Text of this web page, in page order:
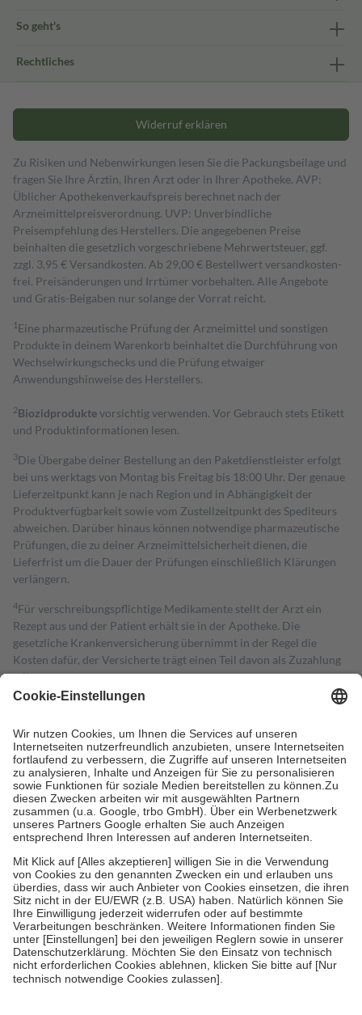
So geht's
Rechtliches
Widerruf erklären
Zu Risiken und Nebenwirkungen lesen Sie die Packungsbeilage und
fragen Sie Ihre Ärztin, Ihren Arzt oder in Ihrer Apotheke. AVP:
Üblicher Apothekenverkaufspreis berechnet nach der
Arzneimittelpreisverordnung. UVP: Unverbindliche
Preisempfehlung des Herstellers. Die angegebenen Preise
beinhalten die gesetzlich vorgeschriebene Mehrwertsteuer, ggf.
zzgl. 3,95 € Versandkosten. Ab 29,00 € Bestell­wert versand­kosten­
frei. Preisänderungen und Irrtümer vorbehalten. Alle Angebote
und Gratis-Beigaben nur solange der Vorrat reicht.
1 Eine pharmazeutische Prüfung der Arzneimittel und sonstigen
Produkte in deinem Warenkorb beinhaltet die Durchführung von
Wechselwirkungschecks und die Prüfung etwaiger
Anwendungshinweise des Herstellers.
2Biozidproduktevorsichtig verwenden. Vor Gebrauch stets Etikett
und Produktinformationen lesen.
3Die Übergabe deiner Bestellung an den Paketdienstleister erfolgt
bei uns werktags von Montag bis Freitag bis 18:00 Uhr. Der genaue
Lieferzeitpunkt kann je nach Region und in Abhängigkeit der
Produktverfügbarkeit sowie vom Zustellzeitpunkt des Spediteurs
abweichen. Darüber hinaus können notwendige pharmazeutische
Prüfungen, die zu deiner Arzneimittelsicherheit dienen, die
Lieferfrist um die Dauer der Prüfungen einschließlich Klärungen
verlängern.
4Für verschreibungspflichtige Medikamente stellt der Arzt ein
Rezept aus und der Patient erhält sie in der Apotheke. Die
gesetzliche Krankenversicherung übernimmt in der Regel die
Kosten dafür, der Versicherte trägt einen Teil davon als Zuzahlung
mit.
Grundsätzlich leisten Mitglieder Zuzahlungen in Höhe von zehn
höchstens zehn Euro.
Es sind jedoch nie mehr als die tatsächlichen
Kosten der Leistung zu entrichten.
Diese Regeln gelten grundsätzlich auch für Online-Apotheken.
Bei Heilmitteln und häuslicher Krankenpflege beträgt die
Zuzahlung zehn Prozent der Kosten sowie zehn Euro je
Verordnung.
Um das Engagement der Versicherten für ihre eigene Gesundheit zu
stärken und die besondere Stellung der Familie zu unterstützen,
fallenkeine Zuzahlungenan bei:
• Kindern und Jugendlichen bis zum vollendeten 18. Lebensjahr
mit Ausnahme der Fahrkosten
• Untersuchungen zur Vorsorge und Früherkennung, die von der
GKV getragen werden
• empfohlenen Schutzimpfungen
• Harn- und Blutteststreifen